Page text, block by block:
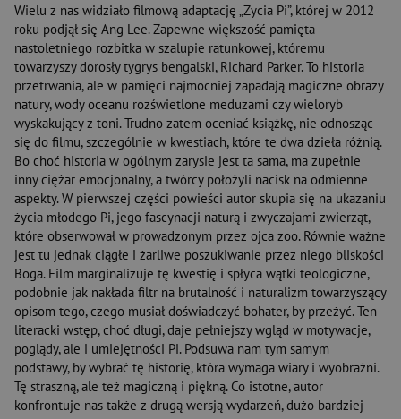
Wielu z nas widziało filmową adaptację „Życia Pi”, której w 2012
roku podjął się Ang Lee. Zapewne większość pamięta
nastoletniego rozbitka w szalupie ratunkowej, któremu
towarzyszy dorosły tygrys bengalski, Richard Parker. To historia
przetrwania, ale w pamięci najmocniej zapadają magiczne obrazy
natury, wody oceanu rozświetlone meduzami czy wieloryb
wyskakujący z toni. Trudno zatem oceniać książkę, nie odnosząc
się do filmu, szczególnie w kwestiach, które te dwa dzieła różnią.
Bo choć historia w ogólnym zarysie jest ta sama, ma zupełnie
inny ciężar emocjonalny, a twórcy położyli nacisk na odmienne
aspekty. W pierwszej części powieści autor skupia się na ukazaniu
życia młodego Pi, jego fascynacji naturą i zwyczajami zwierząt,
które obserwował w prowadzonym przez ojca zoo. Równie ważne
jest tu jednak ciągłe i żarliwe poszukiwanie przez niego bliskości
Boga. Film marginalizuje tę kwestię i spłyca wątki teologiczne,
podobnie jak nakłada filtr na brutalność i naturalizm towarzyszący
opisom tego, czego musiał doświadczyć bohater, by przeżyć. Ten
literacki wstęp, choć długi, daje pełniejszy wgląd w motywacje,
poglądy, ale i umiejętności Pi. Podsuwa nam tym samym
podstawy, by wybrać tę historię, która wymaga wiary i wyobraźni.
Tę straszną, ale też magiczną i piękną. Co istotne, autor
konfrontuje nas także z drugą wersją wydarzeń, dużo bardziej